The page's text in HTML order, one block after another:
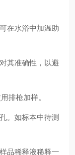
在水浴中加温助
其准确性，以避
排枪加样。
。如标本中待测
品稀释液稀释一